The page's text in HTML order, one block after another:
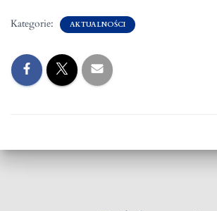
Kategorie: AKTUALNOŚCI